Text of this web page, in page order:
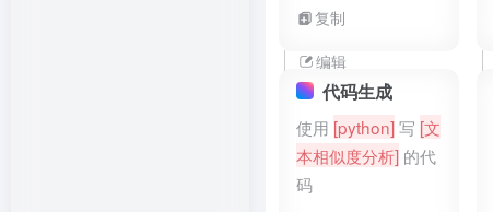
需要用英文告诉您
一些事情时，我会
把文字放在花括号
[像这样]
第一个命令是 pwd
性情况。现在，你
需要根据输入的css
属性，返回相关的
内容。回答需要包
含 1. 属性定义以及
使用说明 2. 属性值
复制
编辑
代码生成
使用 [python]写 [文
本相似度分析] 的代
码